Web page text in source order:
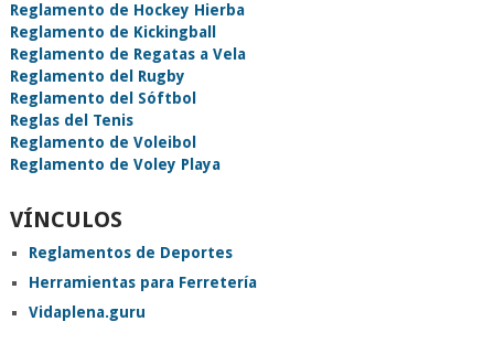
Reglamento de Hockey Hierba
Reglamento de Kickingball
Reglamento de Regatas a Vela
Reglamento del Rugby
Reglamento del Sóftbol
Reglas del Tenis
Reglamento de Voleibol
Reglamento de Voley Playa
VÍNCULOS
Reglamentos de Deportes
Herramientas para Ferretería
Vidaplena.guru